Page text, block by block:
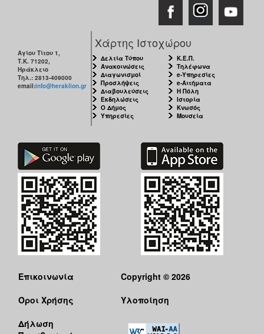
Αγίου Τίτου 1,
Τ.Κ. 71202,
Ηράκλειο
Τηλ.: 2813-409000
email:info@heraklion.gr
Χάρτης Ιστοχώρου
Δελτία Τύπου
Ανακοινώσεις
Διαγωνισμοί
Προσλήψεις
Διαβουλεύσεις
Εκδηλώσεις
Ο Δήμος
Υπηρεσίες
Κ.Ε.Π.
Τηλέφωνα
e-Υπηρεσίες
e-Αιτήματα
Η Πόλη
Ιστορία
Κνωσός
Μουσεία
Επικοινωνία
Όροι Χρήσης
Δήλωση
Copyright © 2026
Υλοποίηση